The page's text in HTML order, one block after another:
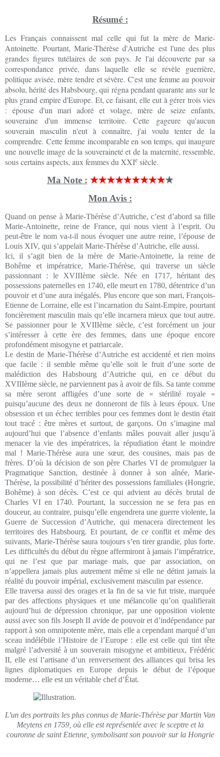
Résumé :
Les Français connaissent mal celle qui fut la mère de Marie-
Antoinette. Pourtant, Marie-Thérèse d'Autriche est l'une des plus
grandes figures tutélaires de son pays. Je l'ai découverte par sa
correspondance privée, dans laquelle elle se révèle guerrière,
politique avisée, mère tendre et sévère. C'est une femme au pouvoir
absolu, hérité des Habsbourg, qui régna pendant quarante ans sur le
plus grand empire d'Europe. Et, ce faisant, elle eut à gérer trois vies
: épouse d'un mari adoré et volage, mère de seize enfants,
souveraine d'un immense territoire. Cette gageure qu'aucun
souverain masculin n'eut à connaître, j'ai voulu tenter de la
comprendre. Cette femme incomparable en son temps, qui inaugure
une nouvelle image de la souveraineté et de la maternité, ressemble,
sous certains aspects, aux femmes du XXIe siècle.
Ma Note : ★★★★★★★★★★
Mon Avis :
Quand on pense à Marie-Thérèse d’Autriche, c’est d’abord sa fille
Marie-Antoinette, reine de France, qui nous vient à l’esprit. Ou
peut-être le nom va-t-il nous évoquer une autre reine, l’épouse de
Louis XIV, qui s’appelait Marie-Thérèse d’Autriche, elle aussi.
Ici, il s’agit bien de la mère de Marie-Antoinette, la reine de
Bohême et impératrice, Marie-Thérèse, qui traverse un siècle
passionnant : le XVIIIème siècle. Née en 1717, héritant des
possessions paternelles en 1740, elle meurt en 1780, détentrice d’un
pouvoir et d’une aura inégalés. Plus encore que son mari, François-
Etienne de Lorraine, elle est l’incarnation du Saint-Empire, pourtant
foncièrement masculin mais qu’elle incarnera mieux que tout autre.
Se passionner pour le XVIIIème siècle, c’est forcément un jour
s’intéresser à cette ère des femmes, dans une époque encore
profondément misogyne et patriarcale.
Le destin de Marie-Thérèse d’Autriche est accidenté et rien moins
que facile : il semble même qu’elle soit le fruit d’une sorte de
malédiction des Habsbourg d’Autriche qui, en ce début du
XVIIIème siècle, ne parviennent pas à avoir de fils. Sa tante comme
sa mère seront affligées d’une sorte de « stérilité royale »
puisqu’aucune des deux ne donneront de fils à leurs époux. Une
obsession et un échec terribles pour ces femmes dont le destin était
tout tracé : être mères et surtout, de garçons. On s’imagine mal
aujourd’hui que l’absence d’enfants mâles pouvait aller jusqu’à
menacer la vie des impératrices, la répudiation étant le moindre
mal ! Marie-Thérèse aura une sœur, des cousines, mais pas de
frères. D’où la décision de son père Charles VI de promulguer la
Pragmatique Sanction, destinée à donner à son aînée, Marie-
Thérèse, la possibilité d’hériter des possessions familiales (Hongrie,
Bohême) à son décès. C’est ce qui advient au décès brutal de
Charles VI en 1740. Pourtant, la succession ne se fera pas en
douceur, au contraire, puisqu’elle engendrera une guerre violente, la
Guerre de Succession d’Autriche, qui menacera directement les
territoires des Habsbourg. Et pourtant, de ce conflit et même des
suivants, Marie-Thérèse saura toujours s’en tirer grandie, plus forte.
Les difficultés du début du règne affermiront à jamais l’impératrice,
qui ne l’est que par mariage mais, que par association, on
n’appellera jamais plus autrement même si elle ne détint jamais la
réalité du pouvoir impérial, exclusivement masculin par essence.
Elle traversa aussi des orages et la fin de sa vie fut triste, marquée
par des affections physiques et une mélancolie qu’on qualifierait
aujourd’hui de dépression chronique, par une opposition violente
aussi avec son fils Joseph II avide de pouvoir et d’indépendance par
rapport à son omnipotente mère, mais elle a cependant marqué d’un
sceau indélébile l’Histoire de l’Europe : elle est celle qui tint tête
malgré l’adversité à un souverain misogyne et ambitieux, Frédéric
II, elle est l’artisane d’un renversement des alliances qui brisa les
lignes diplomatiques en Europe depuis le début de l’époque
moderne… elle est un véritable chef d’État.
L'un des portraits les plus connus de Marie-Thérèse par Martin Van
Meytens en 1759, où elle est représentée avec le sceptre et la
couronne de saint Etienne, symbolisant son pouvoir sur la Hongrie